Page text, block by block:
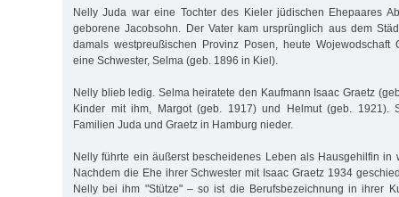
Nelly Juda war eine Tochter des Kieler jüdischen Ehepaares
geborene Jacobsohn. Der Vater kam ursprünglich aus dem
damals westpreußischen Provinz Posen, heute Wojewodschaft
eine Schwester, Selma (geb. 1896 in Kiel).
Nelly blieb ledig. Selma heiratete den Kaufmann Isaac Graetz
Kinder mit ihm, Margot (geb. 1917) und Helmut (geb. 1921).
Familien Juda und Graetz in Hamburg nieder.
Nelly führte ein äußerst bescheidenes Leben als Hausgehilfin in
Nachdem die Ehe ihrer Schwester mit Isaac Graetz 1934
Nelly bei ihm "Stütze" – so ist die Berufsbezeichnung in ihrer